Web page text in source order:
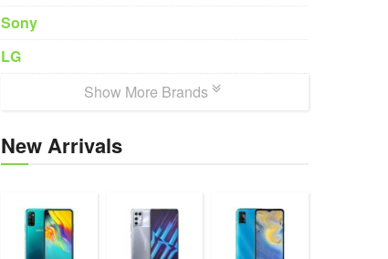
Sony
LG
Show More Brands
New Arrivals